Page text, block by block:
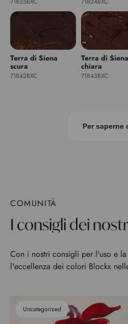
Terra di Siena
scura
71842BXC
Terra di Siena
chiara
71843BXC
Per saperne
COMUNITÀ
I consigli dei
Con i nostri consigli per l'uso e
l'eccellenza dei colori Blockx
Uncategorized